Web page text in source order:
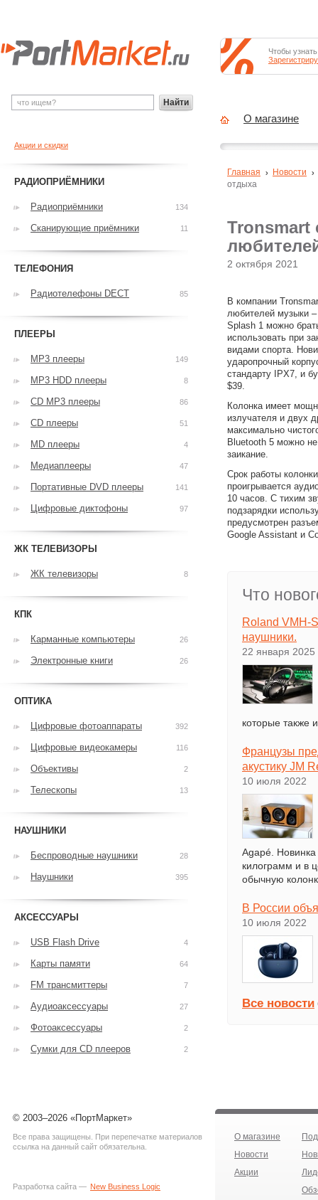
Tronsmart
2 октября 2021
В компании
любителей музыки
Splash 1 можно
использовать при
видами спорта.
ударопрочный
стандарту IPX7, и
$39.
Колонка имеет
излучателя и двух
максимально
Bluetooth 5 можно
заикание.
Срок работы
проигрывается
10 часов. С тихим
подзарядки
предусмотрен
Google Assistant и
Что
Roland VMH-
наушники.
22 января 2025
которые также
Французы
акустику JM
10 июля 2022
Agapé.
килограмм и в
обычную
В России
10 июля 2022
Все новости
Главная
Новости
отдыха
Акции и скидки
РАДИОПРИЁМНИКИ
Радиоприёмники 134
Сканирующие приёмники 11
ТЕЛЕФОНИЯ
Радиотелефоны DECT 85
ПЛЕЕРЫ
MP3 плееры 149
MP3 HDD плееры 8
CD MP3 плееры 86
CD плееры 51
MD плееры 4
Медиаплееры 47
Портативные DVD плееры 141
Цифровые диктофоны 97
ЖК ТЕЛЕВИЗОРЫ
ЖК телевизоры 8
КПК
Карманные компьютеры 26
Электронные книги 26
ОПТИКА
Цифровые фотоаппараты 392
Цифровые видеокамеры 116
Объективы 2
Телескопы 13
НАУШНИКИ
Беспроводные наушники 28
Наушники 395
АКСЕССУАРЫ
USB Flash Drive 4
Карты памяти 64
FM трансмиттеры 7
Аудиоаксессуары 27
Фотоаксессуары 2
Сумки для CD плееров 2
Найти
Чтобы
О магазине
© 2003–2026 «ПортМаркет»
Все права защищены. При перепечатке материалов
ссылка на данный сайт обязательна.
Разработка сайта — New Business Logic
О магазине
Новости
Акции